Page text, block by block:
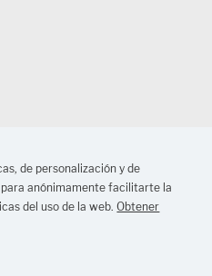
de personalización y de
anónimamente facilitarte la
del uso de la web.Obtener